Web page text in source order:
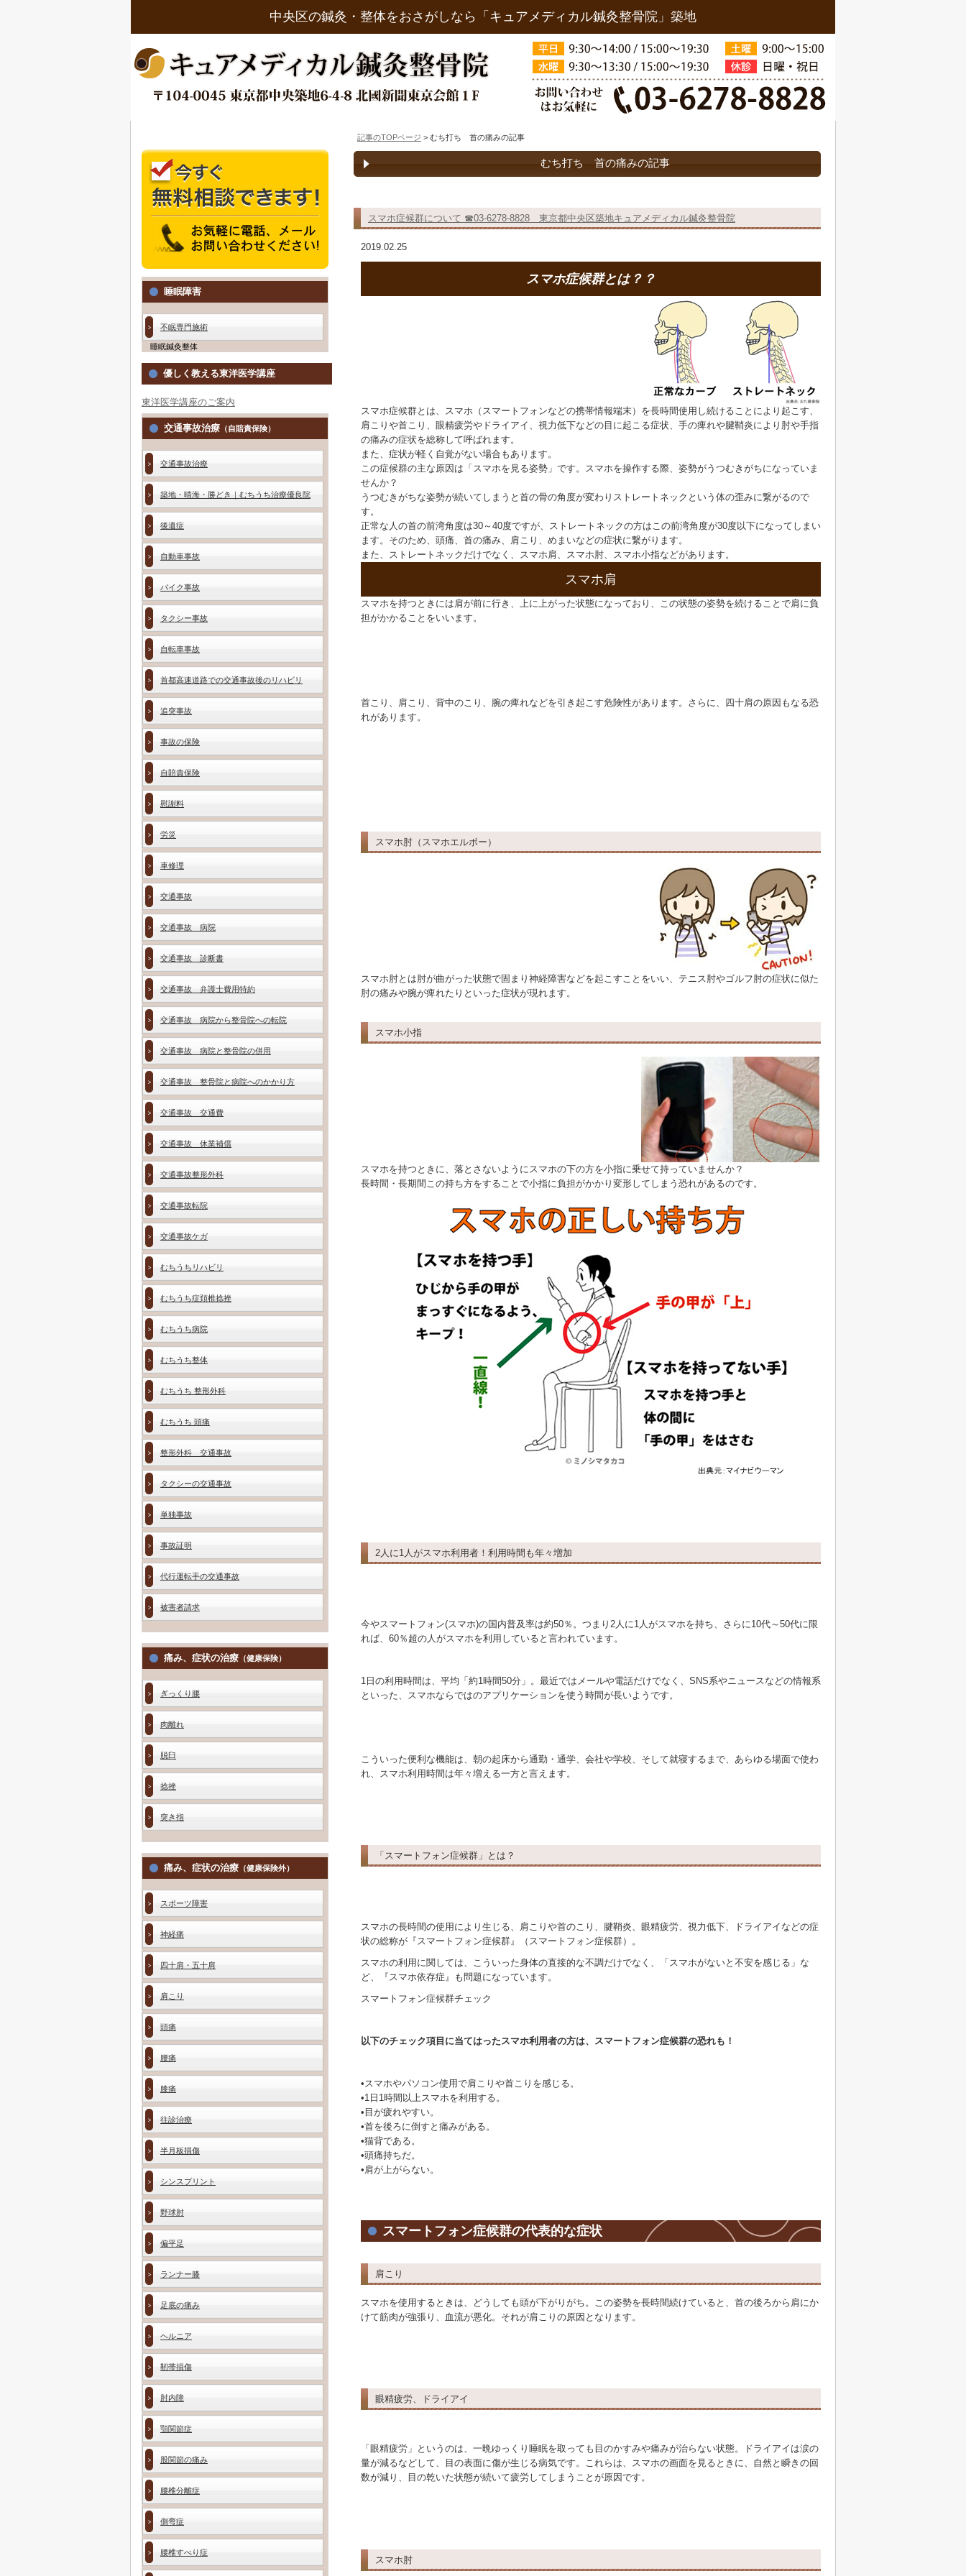
中央区の鍼灸・整体をおさがしなら「キュアメディカル鍼灸整骨院」築地
記事のTOPページ > むち打ち 首の痛みの記事
むち打ち 首の痛みの記事
スマホ症候群について ☎03-6278-8828 東京都中央区築地キュアメディカル鍼灸整骨院
2019.02.25
スマホ症候群とは？？
スマホ症候群とは、スマホ（スマートフォンなどの携帯情報端末）を長時間使用し続けることにより起こす、
肩こりや首こり、眼精疲労やドライアイ、視力低下などの目に起こる症状、手の痺れや腱鞘炎により肘や手指
の痛みの症状を総称して呼ばれます。
また、症状が軽く自覚がない場合もあります。
この症候群の主な原因は「スマホを見る姿勢」です。スマホを操作する際、姿勢がうつむきがちになっていま
せんか？
うつむきがちな姿勢が続いてしまうと首の骨の角度が変わりストレートネックという体の歪みに繋がるので
す。
正常な人の首の前湾角度は30～40度ですが、ストレートネックの方はこの前湾角度が30度以下になってしまい
ます。そのため、頭痛、首の痛み、肩こり、めまいなどの症状に繋がります。
また、ストレートネックだけでなく、スマホ肩、スマホ肘、スマホ小指などがあります。
スマホ肩
スマホを持つときには肩が前に行き、上に上がった状態になっており、この状態の姿勢を続けることで肩に負
担がかかることをいいます。
首こり、肩こり、背中のこり、腕の痺れなどを引き起こす危険性があります。さらに、四十肩の原因もなる恐
れがあります。
スマホ肘（スマホエルボー）
スマホ肘とは肘が曲がった状態で固まり神経障害などを起こすことをいい、テニス肘やゴルフ肘の症状に似た
肘の痛みや腕が痺れたりといった症状が現れます。
スマホ小指
スマホを持つときに、落とさないようにスマホの下の方を小指に乗せて持っていませんか？
長時間・長期間この持ち方をすることで小指に負担がかかり変形してしまう恐れがあるのです。
2人に1人がスマホ利用者！利用時間も年々増加
今やスマートフォン(スマホ)の国内普及率は約50％。つまり2人に1人がスマホを持ち、さらに10代～50代に限
れば、60％超の人がスマホを利用していると言われています。
1日の利用時間は、平均「約1時間50分」。最近ではメールや電話だけでなく、SNS系やニュースなどの情報系
といった、スマホならではのアプリケーションを使う時間が長いようです。
こういった便利な機能は、朝の起床から通勤・通学、会社や学校、そして就寝するまで、あらゆる場面で使わ
れ、スマホ利用時間は年々増える一方と言えます。
「スマートフォン症候群」とは？
スマホの長時間の使用により生じる、肩こりや首のこり、腱鞘炎、眼精疲労、視力低下、ドライアイなどの症
状の総称が『スマートフォン症候群』（スマートフォン症候群）。
スマホの利用に関しては、こういった身体の直接的な不調だけでなく、「スマホがないと不安を感じる」な
ど、『スマホ依存症』も問題になっています。
スマートフォン症候群チェック
以下のチェック項目に当てはったスマホ利用者の方は、スマートフォン症候群の恐れも！
•スマホやパソコン使用で肩こりや首こりを感じる。
•1日1時間以上スマホを利用する。
•目が疲れやすい。
•首を後ろに倒すと痛みがある。
•猫背である。
•頭痛持ちだ。
•肩が上がらない。
スマートフォン症候群の代表的な症状
肩こり
スマホを使用するときは、どうしても頭が下がりがち。この姿勢を長時間続けていると、首の後ろから肩にか
けて筋肉が強張り、血流が悪化。それが肩こりの原因となります。
眼精疲労、ドライアイ
「眼精疲労」というのは、一晩ゆっくり睡眠を取っても目のかすみや痛みが治らない状態。ドライアイは涙の
量が減るなどして、目の表面に傷が生じる病気です。これらは、スマホの画面を見るときに、自然と瞬きの回
数が減り、目の乾いた状態が続いて疲労してしまうことが原因です。
スマホ肘
睡眠障害
不眠専門施術
睡眠鍼灸整体
優しく教える東洋医学講座
東洋医学講座のご案内
交通事故治療 （自賠責保険）
交通事故治療
築地・晴海・勝どき｜むちうち治療優良院
後遺症
自動車事故
バイク事故
タクシー事故
自転車事故
首都高速道路での交通事故後のリハビリ
追突事故
事故の保険
自賠責保険
慰謝料
労災
車修理
交通事故
交通事故 病院
交通事故 診断書
交通事故 弁護士費用特約
交通事故 病院から整骨院への転院
交通事故 病院と整骨院の併用
交通事故 整骨院と病院へのかかり方
交通事故 交通費
交通事故 休業補償
交通事故整形外科
交通事故転院
交通事故ケガ
むちうちリハビリ
むちうち症頚椎捻挫
むちうち病院
むちうち整体
むちうち 整形外科
むちうち 頭痛
整形外科 交通事故
タクシーの交通事故
単独事故
事故証明
代行運転手の交通事故
被害者請求
痛み、症状の治療 （健康保険）
ぎっくり腰
肉離れ
脱臼
捻挫
突き指
痛み、症状の治療 （健康保険外）
スポーツ障害
神経痛
四十肩・五十肩
肩こり
頭痛
腰痛
膝痛
往診治療
半月板損傷
シンスプリント
野球肘
偏平足
ランナー膝
足底の痛み
ヘルニア
靭帯損傷
肘内障
顎関節症
股関節の痛み
腰椎分離症
側弯症
腰椎すべり症